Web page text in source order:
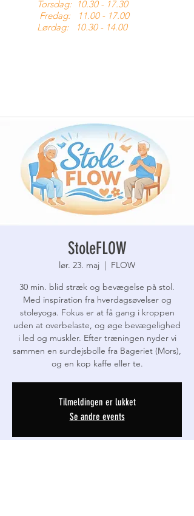
Torsdag: 10.30 - 17.30
Fredag:
11.00 - 17.00
Lørdag:
10.30 - 14.00
StoleFLOW
lør. 23. maj
  |
FLOW
30 min. blid stræk og bevægelse på stol.
Med inspiration fra hverdagsøvelser og
stoleyoga. Fokus er at få gang i kroppen
uden at overbelaste, og øge bevægelighed
i led og muskler. Efter træningen nyder vi
sammen en surdejsbolle fra Bageriet (Mors),
og en kop kaffe eller te.
Tilmeldingen er lukket
Se andre events